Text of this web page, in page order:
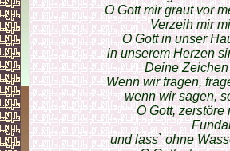
O Gott mir graut vor
Verzeih mir
O Gott in unser
in unserem Herzen
Deine
Wenn wir fragen,
wenn wir sagen,
O Gott,
und lass` ohne